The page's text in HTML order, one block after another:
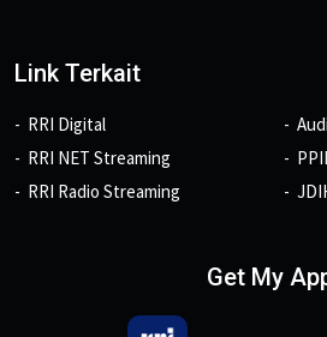
Link Terkait
RRI Digital
RRI NET Streaming
RRI Radio Streaming
Get My